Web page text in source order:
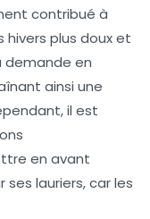
contribué à
plus doux et
demande en
ainsi une
il est
en avant
lauriers, car les